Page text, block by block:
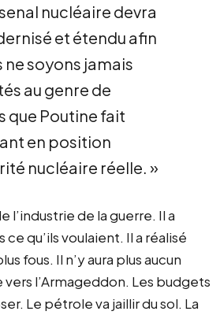
nucléaire devra
et étendu afin
ne soyons jamais
au genre de
que Poutine fait
en position
nucléaire réelle. »
l’industrie de la guerre. Il a
qu’ils voulaient. Il a réalisé
fous. Il n’y aura plus aucun
l’Armageddon. Les budgets
Le pétrole va jaillir du sol. La